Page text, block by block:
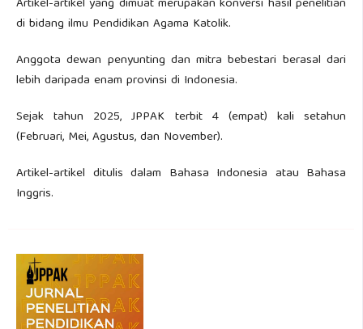
di bidang ilmu Pendidikan Agama Katolik.
Anggota dewan penyunting dan mitra bebestari berasal dari
lebih daripada enam provinsi di Indonesia.
Sejak tahun 2025, JPPAK terbit 4 (empat) kali setahun
(Februari, Mei, Agustus, dan November).
Artikel-artikel ditulis dalam Bahasa Indonesia atau Bahasa
Inggris.